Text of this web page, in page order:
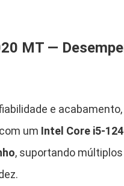
MT —
e acabamento,
um Intel Core i5-
, suportando